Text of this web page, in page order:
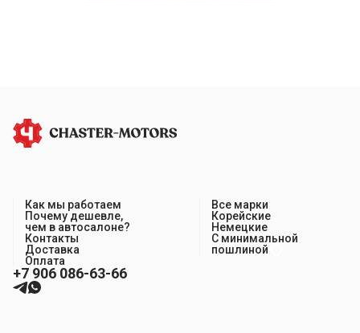
Как мы работаем
Почему дешевле,
чем в автосалоне?
Контакты
Доставка
Оплата
Все марки
Корейские
Немецкие
С минимальной
пошлиной
+7 906 086-63-66